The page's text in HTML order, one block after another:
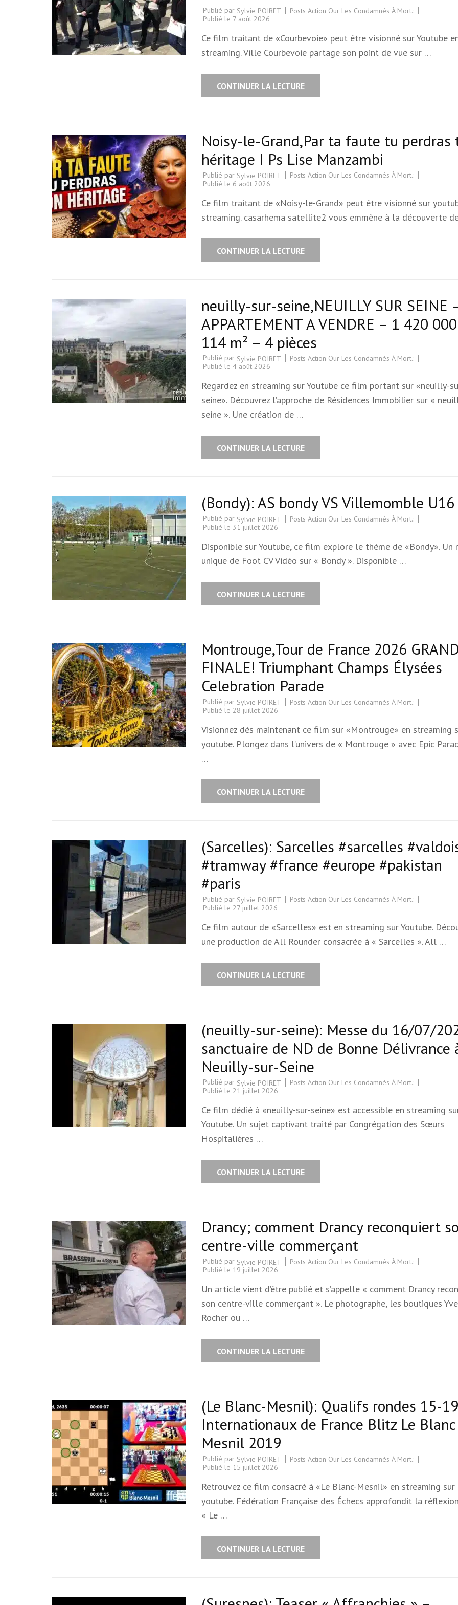
Publié par Sylvie POIRET
Posts Action Our Les Condamnés À Mort.:
Publié le 7 août 2026
Ce film traitant de «Courbevoie» peut être visionné sur Youtube
streaming. Ville Courbevoie partage son point de vue sur …
CONTINUER LA LECTURE
Noisy-le-Grand,Par ta faute tu perdras
héritage I Ps Lise Manzambi
Publié par Sylvie POIRET
Posts Action Our Les Condamnés À Mort.:
Publié le 6 août 2026
Ce film traitant de «Noisy-le-Grand» peut être visionné sur
streaming. casarhema satellite2 vous emmène à la découverte
CONTINUER LA LECTURE
neuilly-sur-seine,NEUILLY SUR SEINE
APPARTEMENT A VENDRE – 1 420
114 m² – 4 pièces
Publié par Sylvie POIRET
Posts Action Our Les Condamnés À Mort.:
Publié le 4 août 2026
Regardez en streaming sur Youtube ce film portant sur «neuilly-
seine». Découvrez l’approche de Résidences Immobilier sur «
seine ». Une création de …
CONTINUER LA LECTURE
(Bondy): AS bondy VS Villemomble U16
Publié par Sylvie POIRET
Posts Action Our Les Condamnés À Mort.:
Publié le 31 juillet 2026
Disponible sur Youtube, ce film explore le thème de «Bondy». Un
unique de Foot CV Vidéo sur « Bondy ». Disponible …
CONTINUER LA LECTURE
Montrouge,Tour de France 2026
FINALE! Triumphant Champs Élysées
Celebration Parade
Publié par Sylvie POIRET
Posts Action Our Les Condamnés À Mort.:
Publié le 28 juillet 2026
Visionnez dès maintenant ce film sur «Montrouge» en streaming
youtube. Plongez dans l’univers de « Montrouge » avec Epic
…
CONTINUER LA LECTURE
(Sarcelles): Sarcelles #sarcelles
#tramway #france #europe #pakistan
#paris
Publié par Sylvie POIRET
Posts Action Our Les Condamnés À Mort.:
Publié le 27 juillet 2026
Ce film autour de «Sarcelles» est en streaming sur Youtube.
une production de All Rounder consacrée à « Sarcelles ». All …
CONTINUER LA LECTURE
(neuilly-sur-seine): Messe du 16/07/
sanctuaire de ND de Bonne Délivrance
Neuilly-sur-Seine
Publié par Sylvie POIRET
Posts Action Our Les Condamnés À Mort.:
Publié le 21 juillet 2026
Ce film dédié à «neuilly-sur-seine» est accessible en streaming
Youtube. Un sujet captivant traité par Congrégation des Sœurs
Hospitalières …
CONTINUER LA LECTURE
Drancy; comment Drancy reconquiert
centre-ville commerçant
Publié par Sylvie POIRET
Posts Action Our Les Condamnés À Mort.:
Publié le 19 juillet 2026
Un article vient d’être publié et s’appelle « comment Drancy
son centre-ville commerçant ». Le photographe, les boutiques
Rocher ou …
CONTINUER LA LECTURE
(Le Blanc-Mesnil): Qualifs rondes 15-19
Internationaux de France Blitz Le Blanc
Mesnil 2019
Publié par Sylvie POIRET
Posts Action Our Les Condamnés À Mort.:
Publié le 15 juillet 2026
Retrouvez ce film consacré à «Le Blanc-Mesnil» en streaming sur
youtube. Fédération Française des Échecs approfondit la
« Le …
CONTINUER LA LECTURE